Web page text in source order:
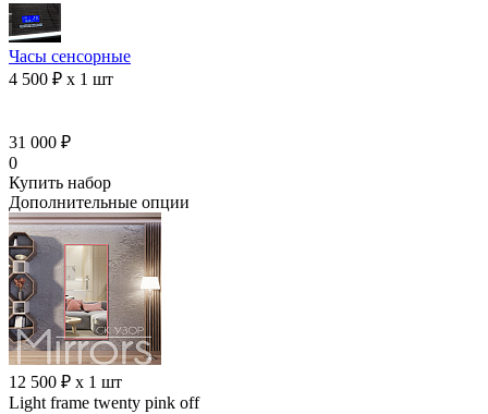
Часы сенсорные
4 500 ₽ x 1 шт
31 000 ₽
0
Купить набор
Дополнительные опции
12 500 ₽ x 1 шт
Light frame twenty pink off